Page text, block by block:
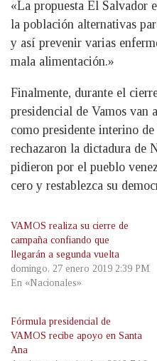
«La propuesta El Salvador
la población alternativas
y así prevenir varias
mala alimentación.»
Finalmente, durante el
presidencial de Vamos van
como presidente interino
rechazaron la dictadura de
pidieron por el pueblo
cero y restablezca su
VAMOS realiza su cierre de
campaña confiando que
llegarán a segunda vuelta
domingo, 27 enero 2019 2:39 PM
En «Nacionales»
Fórmula presidencial de
VAMOS recibe apoyo en Santa
Ana